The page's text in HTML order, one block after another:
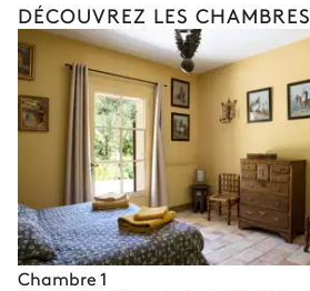
DÉCOUVREZ LES CHAMBRES
Chambre 1